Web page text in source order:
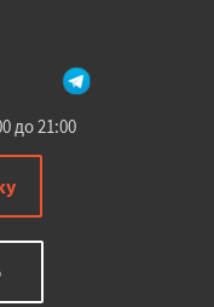
до 21:00